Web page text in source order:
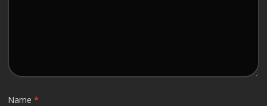
Name*